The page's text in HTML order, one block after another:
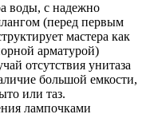
воды, с надежно
(перед первым
мастера как
арматурой)
отсутствия унитаза
большой емкости,
или таз.
лампочками